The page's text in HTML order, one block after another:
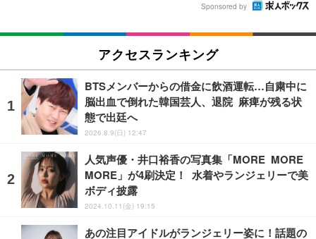
Sponsored by
アクセスランキング
BTSメンバーからの借金に飲酒運転…自粛中に
脳出血で倒れた韓国芸人、退院 麻痺が残る状
態で出廷へ
2026.8.9(日) 12:47
人気声優・井口裕香の写真集「MORE MORE
MORE」が4刷決定！ 水着やランジェリーで美
ボディ披露
2024.10.11(金) 19:15
あの注目アイドルがランジェリー姿に！話題の